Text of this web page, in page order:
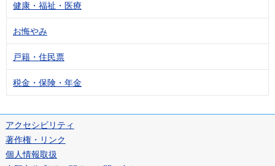
健康・福祉・医療
お悔やみ
戸籍・住民票
税金・保険・年金
アクセシビリティ
著作権・リンク
個人情報取扱